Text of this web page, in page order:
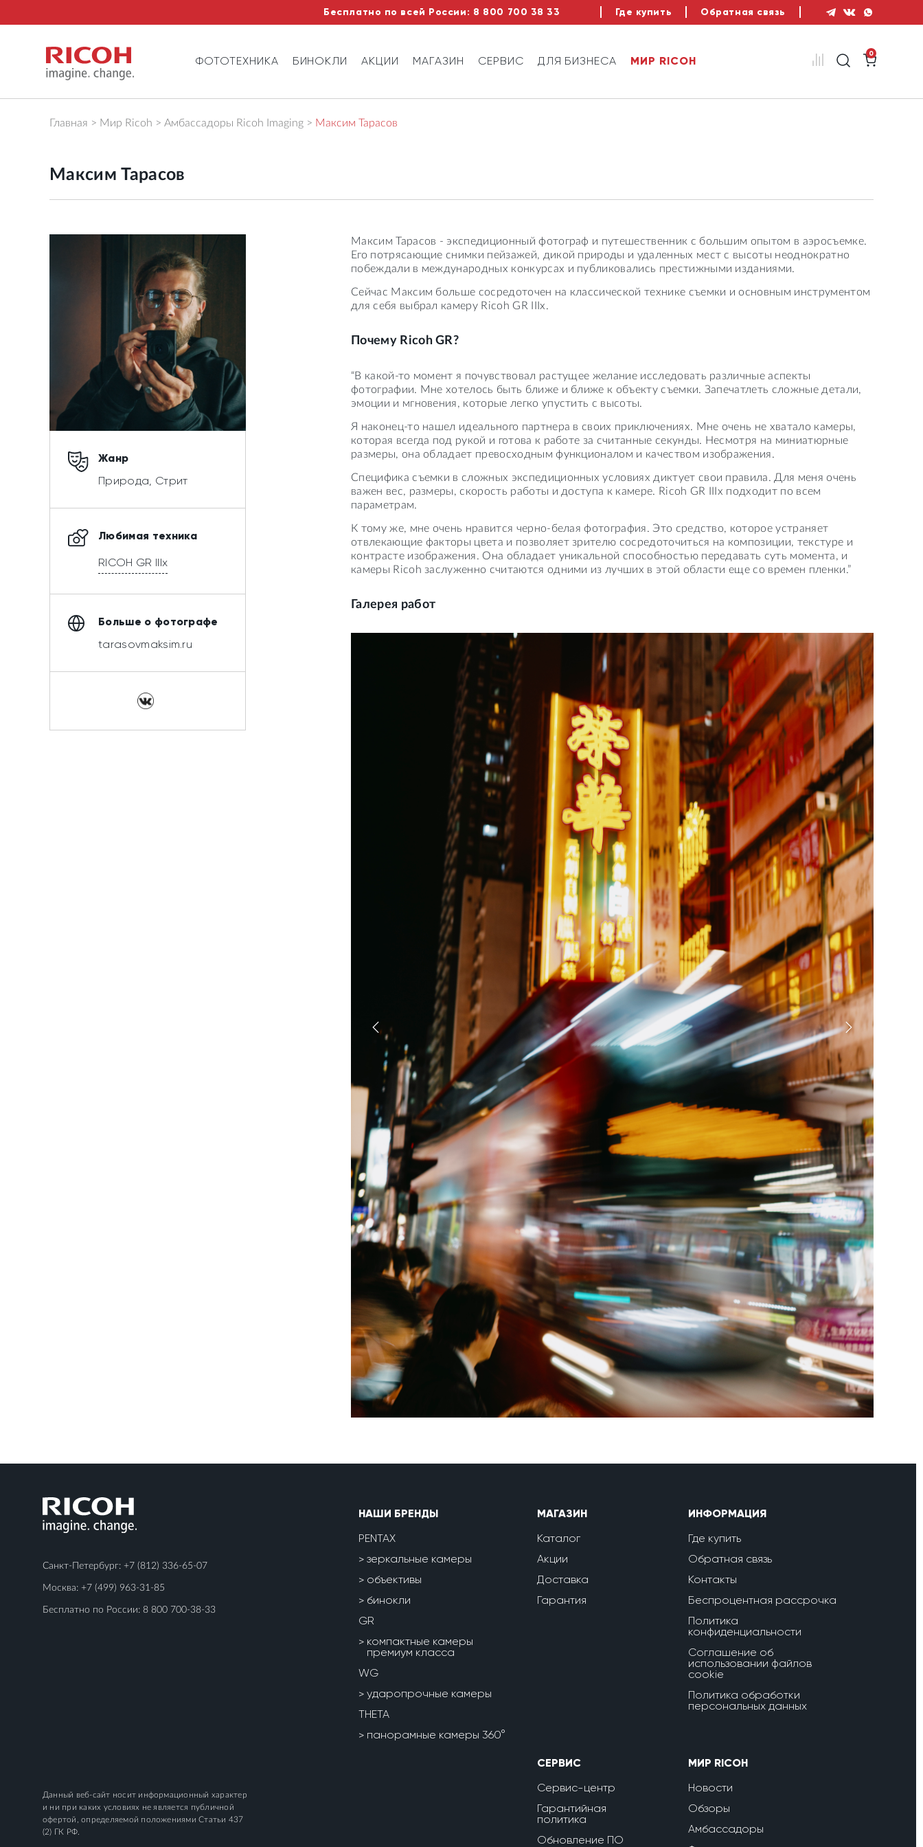
Бесплатно по всей России: 8 800 700 38 33 Где купить Обратная связь
ФОТОТЕХНИКА БИНОКЛИ АКЦИИ МАГАЗИН СЕРВИС ДЛЯ БИЗНЕСА МИР RICOH
0
Главная Мир Ricoh Амбассадоры Ricoh Imaging Максим Тарасов
Максим Тарасов
Жанр
Природа, Стрит
Любимая техника
RICOH GR IIIx
Больше о фотографе
tarasovmaksim.ru
Максим Тарасов - экспедиционный фотограф и путешественник с большим опытом в аэросъемке.
Его потрясающие снимки пейзажей, дикой природы и удаленных мест с высоты неоднократно
побеждали в международных конкурсах и публиковались престижными изданиями.
Сейчас Максим больше сосредоточен на классической технике съемки и основным инструментом
для себя выбрал камеру Ricoh GR IIIx.
Почему Ricoh GR?
“В какой-то момент я почувствовал растущее желание исследовать различные аспекты
фотографии. Мне хотелось быть ближе и ближе к объекту съемки. Запечатлеть сложные детали,
эмоции и мгновения, которые легко упустить с высоты.
Я наконец-то нашел идеального партнера в своих приключениях. Мне очень не хватало камеры,
которая всегда под рукой и готова к работе за считанные секунды. Несмотря на миниатюрные
размеры, она обладает превосходным функционалом и качеством изображения.
Специфика съемки в сложных экспедиционных условиях диктует свои правила. Для меня очень
важен вес, размеры, скорость работы и доступа к камере. Ricoh GR IIIx подходит по всем
параметрам.
К тому же, мне очень нравится черно-белая фотография. Это средство, которое устраняет
отвлекающие факторы цвета и позволяет зрителю сосредоточиться на композиции, текстуре и
контрасте изображения. Она обладает уникальной способностью передавать суть момента, и
камеры Ricoh заслуженно считаются одними из лучших в этой области еще со времен пленки.”
Галерея работ
Санкт-Петербург: +7 (812) 336-65-07
Москва: +7 (499) 963-31-85
Бесплатно по России: 8 800 700-38-33
НАШИ БРЕНДЫ
PENTAX
зеркальные камеры
объективы
бинокли
GR
компактные камеры
премиум класса
WG
ударопрочные камеры
THETA
панорамные камеры 360°
МАГАЗИН
Каталог
Акции
Доставка
Гарантия
ИНФОРМАЦИЯ
Где купить
Обратная связь
Контакты
Беспроцентная рассрочка
Политика
конфиденциальности
Соглашение об
использовании файлов
cookie
Политика обработки
персональных данных
СЕРВИС
Сервис-центр
Гарантийная
политика
Обновление ПО
МИР RICOH
Новости
Обзоры
Амбассадоры
Данный веб-сайт носит информационный характер
и ни при каких условиях не является публичной
офертой, определяемой положениями Статьи 437
(2) ГК РФ.